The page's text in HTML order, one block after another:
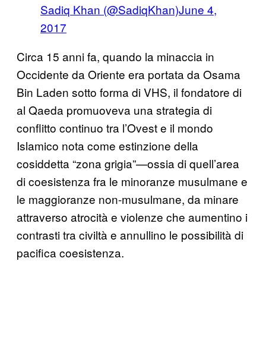
Sadiq Khan (@SadiqKhan)June 4,
2017
Circa 15 anni fa, quando la minaccia in
Occidente da Oriente era portata da Osama
Bin Laden sotto forma di VHS, il fondatore di
al Qaeda promuoveva una strategia di
conflitto continuo tra l’Ovest e il mondo
Islamico nota come estinzione della
cosiddetta “zona grigia”—ossia di quell’area
di coesistenza fra le minoranze musulmane e
le maggioranze non-musulmane, da minare
attraverso atrocità e violenze che aumentino i
contrasti tra civiltà e annullino le possibilità di
pacifica coesistenza.